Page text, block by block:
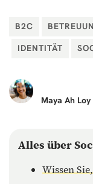
B2C
IDENTITÄT
Maya Ah Loy
Alles über
Wissen